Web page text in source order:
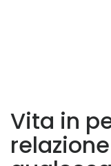
Vita in